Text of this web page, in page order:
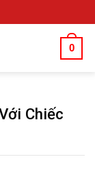
0
Chiếc